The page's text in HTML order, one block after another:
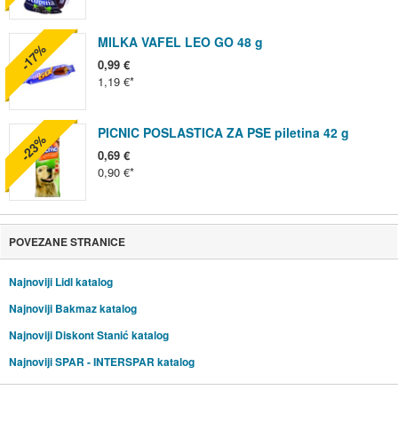
MILKA VAFEL LEO GO 48 g
0,99 €
1,19 €
-17%
PICNIC POSLASTICA ZA PSE piletina 42 g
0,69 €
0,90 €
-23%
POVEZANE STRANICE
Najnoviji Lidl katalog
Najnoviji Bakmaz katalog
Najnoviji Diskont Stanić katalog
Najnoviji SPAR - INTERSPAR katalog